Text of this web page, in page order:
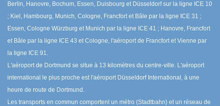
Berlin, Hanovre, Bochum, Essen, Duisbourg et Düsseldorf sur la ligne ICE 10
; Kiel, Hambourg, Munich, Cologne, Francfort et Bâle par la ligne ICE 31 ;
Essen, Cologne Würzburg et Munich par la ligne ICE 41 ; Hanovre, Francfort
et Bâle par la ligne ICE 43 et Cologne, l'aéroport de Francfort et Vienne par
la ligne ICE 91.
L'aéroport de Dortmund se situe à 13 kilomètres du centre-ville. L'aéroport
international le plus proche est l'aéroport Düsseldorf International, à une
heure de route de Dortmund.
Les transports en commun comportent un métro (Stadtbahn) et un réseau de